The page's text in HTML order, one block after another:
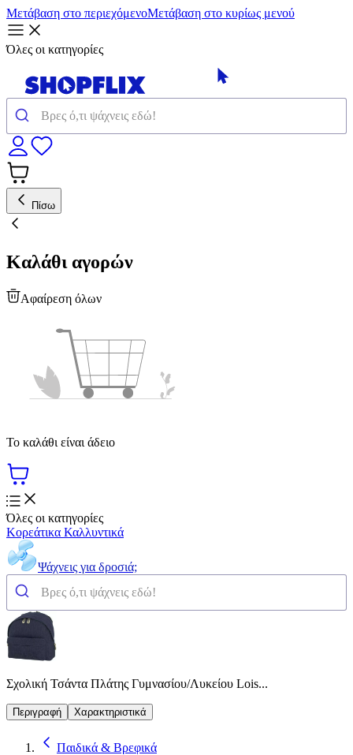
Μετάβαση στο περιεχόμενοΜετάβαση στο κυρίως μενού
Όλες οι κατηγορίες
Πίσω
Καλάθι αγορών
Αφαίρεση όλων
Το καλάθι είναι άδειο
Όλες οι κατηγορίες
Κορεάτικα Καλλυντικά
Ψάχνεις για δροσιά;
Σχολική Τσάντα Πλάτης Γυμνασίου/Λυκείου Lois...
Περιγραφή Χαρακτηριστικά
Παιδικά & Βρεφικά